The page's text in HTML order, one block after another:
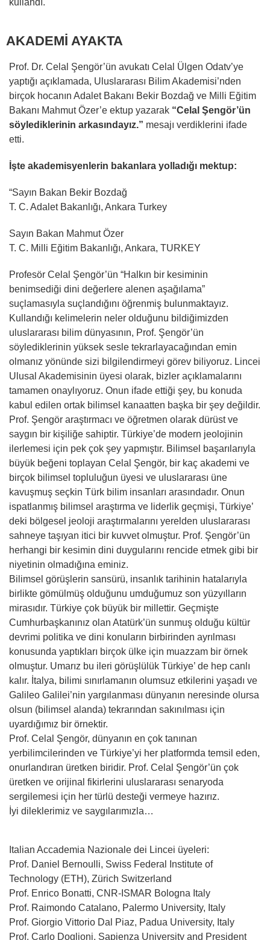
AKADEMİ AYAKTA
Prof. Dr. Celal Şengör’ün avukatı Celal Ülgen Odatv’ye
yaptığı açıklamada, Uluslararası Bilim Akademisi’nden
birçok hocanın Adalet Bakanı Bekir Bozdağ ve Milli Eğitim
Bakanı Mahmut Özer’e ektup yazarak “Celal Şengör’ün
söylediklerinin arkasındayız.” mesajı verdiklerini ifade
etti.
İşte akademisyenlerin bakanlara yolladığı mektup:
“Sayın Bakan Bekir Bozdağ
T. C. Adalet Bakanlığı, Ankara Turkey
Sayın Bakan Mahmut Özer
T. C. Milli Eğitim Bakanlığı, Ankara, TURKEY
Profesör Celal Şengör’ün “Halkın bir kesiminin
benimsediği dini değerlere alenen aşağılama”
suçlamasıyla suçlandığını öğrenmiş bulunmaktayız.
Kullandığı kelimelerin neler olduğunu bildiğimizden
uluslararası bilim dünyasının, Prof. Şengör’ün
söylediklerinin yüksek sesle tekrarlayacağından emin
olmanız yönünde sizi bilgilendirmeyi görev biliyoruz. Lincei
Ulusal Akademisinin üyesi olarak, bizler açıklamalarını
tamamen onaylıyoruz. Onun ifade ettiği şey, bu konuda
kabul edilen ortak bilimsel kanaatten başka bir şey değildir.
Prof. Şengör araştırmacı ve öğretmen olarak dürüst ve
saygın bir kişiliğe sahiptir. Türkiye’de modern jeolojinin
ilerlemesi için pek çok şey yapmıştır. Bilimsel başarılarıyla
büyük beğeni toplayan Celal Şengör, bir kaç akademi ve
birçok bilimsel topluluğun üyesi ve uluslararası üne
kavuşmuş seçkin Türk bilim insanları arasındadır. Onun
ispatlanmış bilimsel araştırma ve liderlik geçmişi, Türkiye’
deki bölgesel jeoloji araştırmalarını yerelden uluslararası
sahneye taşıyan itici bir kuvvet olmuştur. Prof. Şengör’ün
herhangi bir kesimin dini duygularını rencide etmek gibi bir
niyetinin olmadığına eminiz.
Bilimsel görüşlerin sansürü, insanlık tarihinin hatalarıyla
birlikte gömülmüş olduğunu umduğumuz son yüzyılların
mirasıdır. Türkiye çok büyük bir millettir. Geçmişte
Cumhurbaşkanınız olan Atatürk’ün sunmuş olduğu kültür
devrimi politika ve dini konuların birbirinden ayrılması
konusunda yaptıkları birçok ülke için muazzam bir örnek
olmuştur. Umarız bu ileri görüşlülük Türkiye’ de hep canlı
kalır. İtalya, bilimi sınırlamanın olumsuz etkilerini yaşadı ve
Galileo Galilei’nin yargılanması dünyanın neresinde olursa
olsun (bilimsel alanda) tekrarından sakınılması için
uyardığımız bir örnektir.
Prof. Celal Şengör, dünyanın en çok tanınan
yerbilimcilerinden ve Türkiye’yi her platformda temsil eden,
onurlandıran üretken biridir. Prof. Celal Şengör’ün çok
üretken ve orijinal fikirlerini uluslararası senaryoda
sergilemesi için her türlü desteği vermeye hazırız.
İyi dileklerimiz ve saygılarımızla…
Italian Accademia Nazionale dei Lincei üyeleri:
Prof. Daniel Bernoulli, Swiss Federal Institute of
Technology (ETH), Zürich Switzerland
Prof. Enrico Bonatti, CNR-ISMAR Bologna Italy
Prof. Raimondo Catalano, Palermo University, Italy
Prof. Giorgio Vittorio Dal Piaz, Padua University, Italy
Prof. Carlo Doglioni, Sapienza University and President